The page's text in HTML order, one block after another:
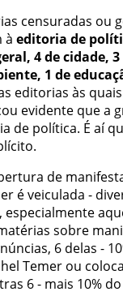
censuradas ou
à editoria de
4 de cidade,
1 de
editorias às
evidente que a
de política. É aí
de
é veiculada -
especialmente
sobre
6 delas -
Temer ou
6 - mais 10%